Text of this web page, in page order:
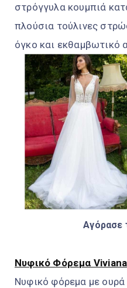
στρόγγυλα κουμπιά
πλούσια τούλινες
όγκο και εκθαμβωτικό
Αγόρασε
Νυφικό Φόρεμα Viviana
Νυφικό φόρεμα με